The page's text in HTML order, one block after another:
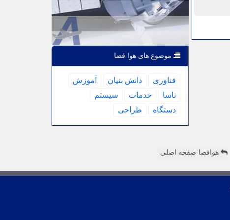
موضوع های هوا فضا
فناوری دانش بنیان
آموزش
ناسا
خدمات
سیستم
دستگاه
طراحی
هوافضا-صفحه اصلی